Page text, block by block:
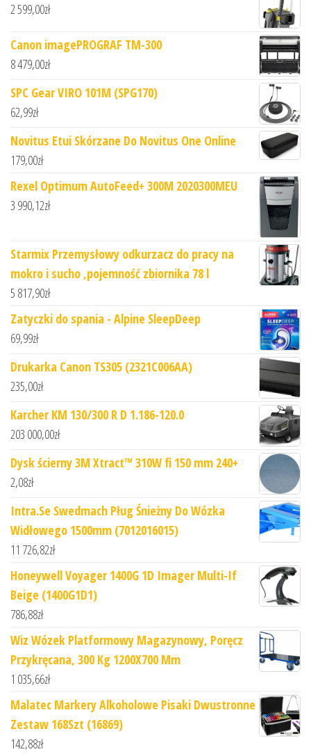
2 599,00zł
Canon imagePROGRAF TM-300
8 479,00zł
SPC Gear VIRO 101M (SPG170)
62,99zł
Novitus Etui Skórzane Do Novitus One Online
179,00zł
Rexel Optimum AutoFeed+ 300M 2020300MEU
3 990,12zł
Starmix Przemysłowy odkurzacz do pracy na
mokro i sucho ,pojemność zbiornika 78 l
5 817,90zł
Zatyczki do spania - Alpine SleepDeep
69,99zł
Drukarka Canon TS305 (2321C006AA)
235,00zł
Karcher KM 130/300 R D 1.186-120.0
203 000,00zł
Dysk ścierny 3M Xtract™ 310W fi 150 mm 240+
2,08zł
Intra.Se Swedmach Pług Śnieżny Do Wózka
Widłowego 1500mm (7012016015)
11 726,82zł
Honeywell Voyager 1400G 1D Imager Multi-If
Beige (1400G1D1)
786,88zł
Wiz Wózek Platformowy Magazynowy, Poręcz
Przykręcana, 300 Kg 1200X700 Mm
1 035,66zł
Malatec Markery Alkoholowe Pisaki Dwustronne
Zestaw 168Szt (16869)
142,88zł